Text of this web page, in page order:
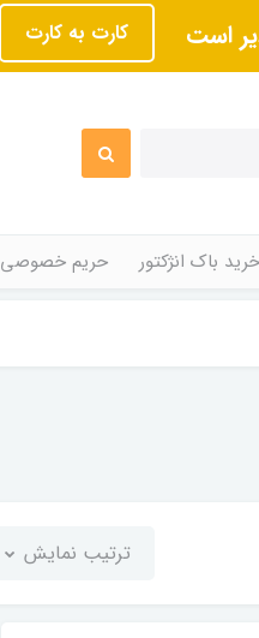
است کارت به کارت
باک انژکتور حریم خصوصی
ترتیب نمایش